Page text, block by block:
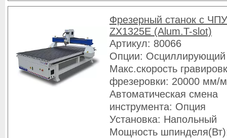
Фрезерный станок с
ZX1325E (Alum.T-slot)
Артикул: 80066
Опции:
Макс.скорость
фрезеровки: 20000 мм/
Автоматическая смена
инструмента: Опция
Установка: Напольный
Мощность